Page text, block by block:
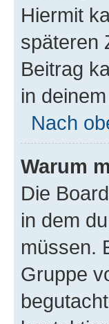
Hiermit
späteren
Beitrag
in
Nach
Warum
Die
in dem
müssen.
Gruppe